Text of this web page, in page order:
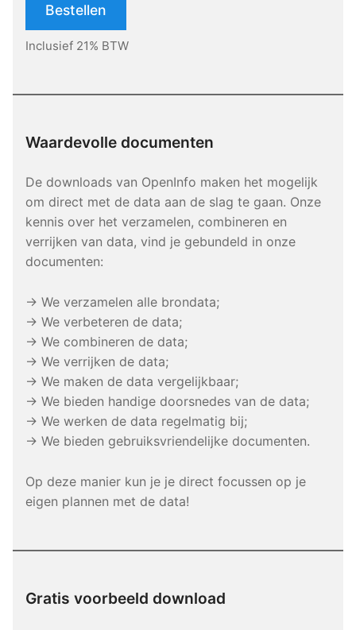
Bestellen
Inclusief 21% BTW
Waardevolle documenten
De downloads van OpenInfo maken het mogelijk
om direct met de data aan de slag te gaan. Onze
kennis over het verzamelen, combineren en
verrijken van data, vind je gebundeld in onze
documenten:
→ We verzamelen alle brondata;
→ We verbeteren de data;
→ We combineren de data;
→ We verrijken de data;
→ We maken de data vergelijkbaar;
→ We bieden handige doorsnedes van de data;
→ We werken de data regelmatig bij;
→ We bieden gebruiksvriendelijke documenten.
Op deze manier kun je je direct focussen op je
eigen plannen met de data!
Gratis voorbeeld download